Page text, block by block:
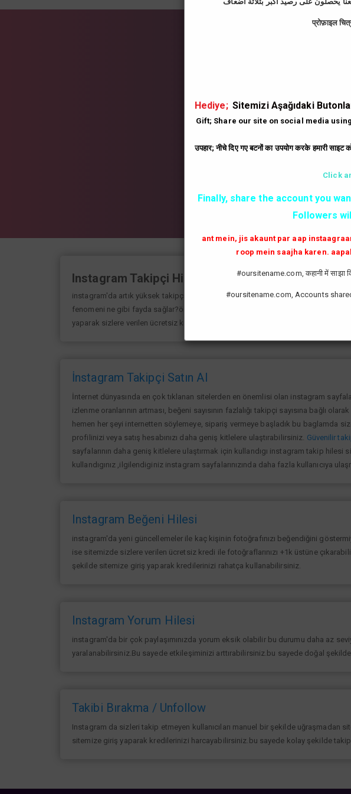
|Gün10
|Her
|
✔✔✔
Instagram Takipçi Hilesi
instagram'da artık yüksek takipçi kasmak eskisi kadar zor değil günümüzde bir
fenomeni ne gibi fayda sağlar?öncelikle bir çok kişi meslek olarak görmektedir
yaparak sizlere verilen ücretsiz kredilerden her gün yararlanıp sayfanızı yüksek
İnstagram Takipçi Satın Al
İnternet dünyasında en çok tıklanan sitelerden en önemlisi olan instagram
izlenme oranlarının artması, beğeni sayısının fazlalığı takipçi sayısına bağlı
hemen her şeyi internetten söylemeye, sipariş vermeye başladık bu baglamda
profilinizi veya satış hesabınızı daha geniş kitlelere ulaştırabilirsiniz. Güvenilir
sayfalarının daha geniş kitlelere ulaştırmak için kullandıgı instagram takip
kullandıgınız ,ilgilendiginiz instagram sayfalarınızında daha fazla kullanıcıya
Instagram Beğeni Hilesi
instagram'da yeni güncellemeler ile kaç kişinin fotoğrafınızı beğendiğini
ise sitemizde sizlere verilen ücretsiz kredi ile fotoğraflarınızı +1k üstüne
şekilde sitemize giriş yaparak kredilerinizi rahatça kullanabilirsiniz.
Instagram Yorum Hilesi
instagram'da bir çok paylaşımınızda yorum eksik olabilir bu durumu daha az
yaralanabilirsiniz.Bu sayede etkileşiminizi arttırabilirsiniz.bu sayede doğal
Takibi Bırakma / Unfollow
Instagram da sizleri takip etmeyen kullanıcıları manuel bir şekilde uğraşmadan
sitemize giriş yaparak kredilerinizi harcayabilirsiniz.bu sayede kolay şekilde
प्रोफ़ाइल
Hediye; Sitemizi Aşağıdaki
Gift; Share our site on social media
उपहार; नीचे दिए गए बटनों का उपयोग करके हमारी
Click
Finally, share the account you
Followers
ant mein, jis akaunt par aap
roop mein saajha karen.
#oursitename.com, कहानी में साझा
#oursitename.com, Accounts